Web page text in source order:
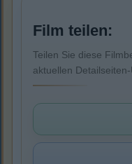
Film teilen:
Teilen Sie diese
aktuellen